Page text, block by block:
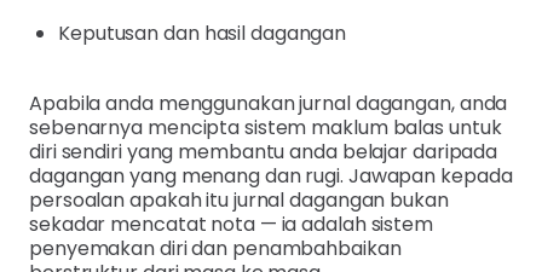
Keputusan dan hasil dagangan
Apabila anda menggunakan jurnal dagangan, anda
sebenarnya mencipta sistem maklum balas untuk
diri sendiri yang membantu anda belajar daripada
dagangan yang menang dan rugi. Jawapan kepada
persoalan apakah itu jurnal dagangan bukan
sekadar mencatat nota — ia adalah sistem
penyemakan diri dan penambahbaikan